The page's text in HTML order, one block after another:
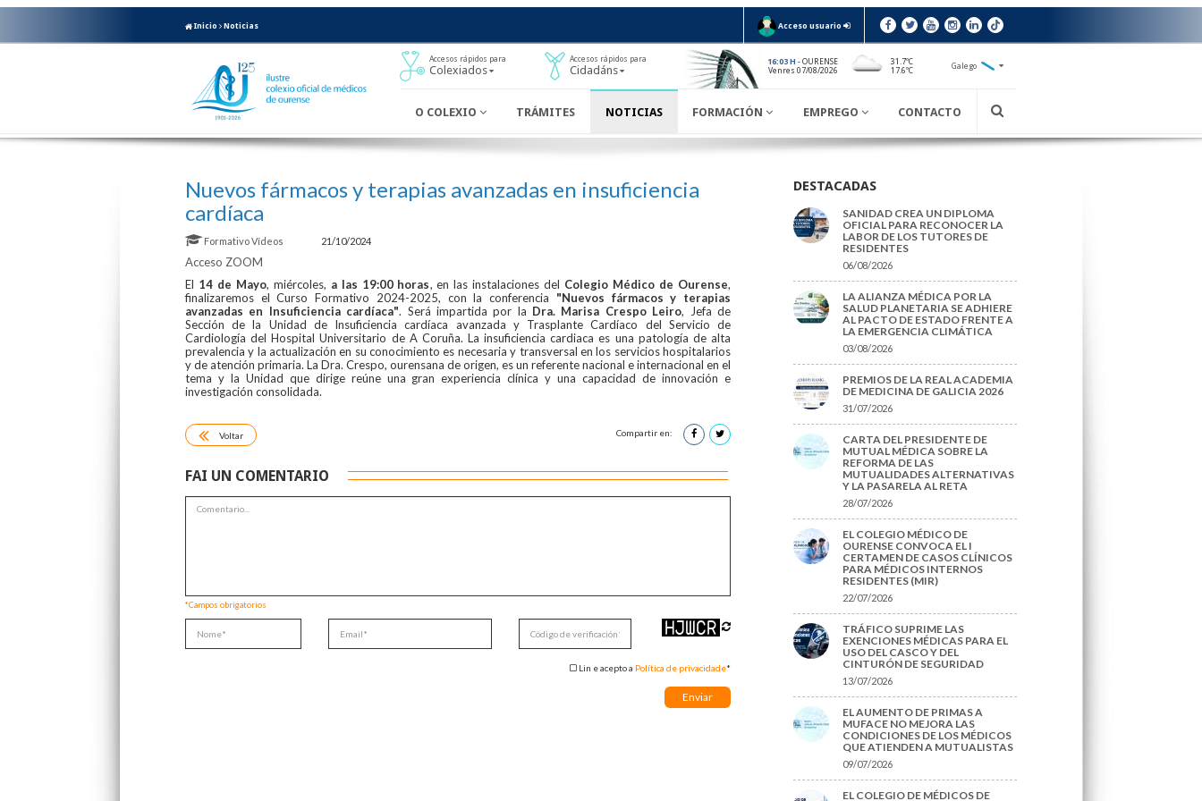
Inicio Noticias Acceso usuario
Accesos rápidos para
Colexiados
Accesos rápidos para
Cidadáns
16:03 H - OURENSE
Venres 07/08/2026
31.7ºC
17.6ºC
Galego
O COLEXIO TRÁMITES NOTICIAS FORMACIÓN EMPREGO CONTACTO
Nuevos fármacos y terapias avanzadas en insuficiencia
cardíaca
FormativoVídeos 21/10/2024
Acceso ZOOM
El 14 de Mayo, miércoles, a las 19:00 horas, en las instalaciones del Colegio Médico de Ourense,
finalizaremos el Curso Formativo 2024-2025, con la conferencia "Nuevos fármacos y terapias
avanzadas en Insuficiencia cardíaca". Será impartida por la Dra. Marisa Crespo Leiro, Jefa de
Sección de la Unidad de Insuficiencia cardíaca avanzada y Trasplante Cardíaco del Servicio de
Cardiología del Hospital Universitario de A Coruña. La insuficiencia cardiaca es una patología de alta
prevalencia y la actualización en su conocimiento es necesaria y transversal en los servicios hospitalarios
y de atención primaria. La Dra. Crespo, ourensana de origen, es un referente nacional e internacional en el
tema y la Unidad que dirige reúne una gran experiencia clínica y una capacidad de innovación e
investigación consolidada.
Voltar Compartir en:
FAI UN COMENTARIO
*Campos obrigatorios
Lin e acepto a Política de privacidade*
DESTACADAS
SANIDAD CREA UN DIPLOMA
OFICIAL PARA RECONOCER LA
LABOR DE LOS TUTORES DE
RESIDENTES
06/08/2026
LA ALIANZA MÉDICA POR LA
SALUD PLANETARIA SE ADHIERE
AL PACTO DE ESTADO FRENTE A
LA EMERGENCIA CLIMÁTICA
03/08/2026
PREMIOS DE LA REAL ACADEMIA
DE MEDICINA DE GALICIA 2026
31/07/2026
CARTA DEL PRESIDENTE DE
MUTUAL MÉDICA SOBRE LA
REFORMA DE LAS
MUTUALIDADES ALTERNATIVAS
Y LA PASARELA AL RETA
28/07/2026
EL COLEGIO MÉDICO DE
OURENSE CONVOCA EL I
CERTAMEN DE CASOS CLÍNICOS
PARA MÉDICOS INTERNOS
RESIDENTES (MIR)
22/07/2026
TRÁFICO SUPRIME LAS
EXENCIONES MÉDICAS PARA EL
USO DEL CASCO Y DEL
CINTURÓN DE SEGURIDAD
13/07/2026
EL AUMENTO DE PRIMAS A
MUFACE NO MEJORA LAS
CONDICIONES DE LOS MÉDICOS
QUE ATIENDEN A MUTUALISTAS
09/07/2026
EL COLEGIO DE MÉDICOS DE